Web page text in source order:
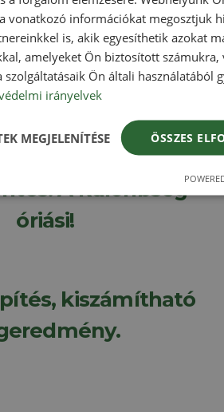
Opciók választása
A különbség
óriási!
kiszámítható
vonatkozó információkat megosztjuk
is, akik egyesíthetik azokat
amelyeket Ön biztosított számukra,
szolgáltatásaik Ön általi használatából
irányelvek
ÖSSZES
MEGJELENÍTÉSE